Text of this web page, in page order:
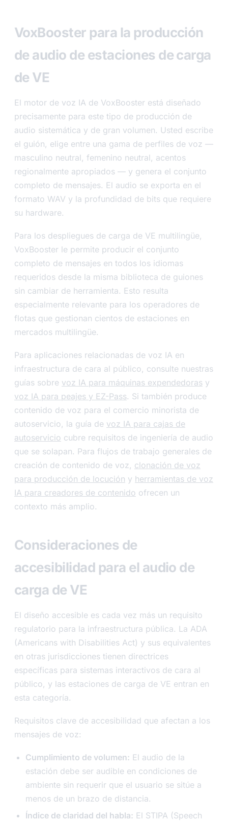
VoxBooster para la producción
de audio de estaciones de carga
de VE
El motor de voz IA de VoxBooster está diseñado
precisamente para este tipo de producción de
audio sistemática y de gran volumen. Usted escribe
el guión, elige entre una gama de perfiles de voz —
masculino neutral, femenino neutral, acentos
regionalmente apropiados — y genera el conjunto
completo de mensajes. El audio se exporta en el
formato WAV y la profundidad de bits que requiere
su hardware.
Para los despliegues de carga de VE multilingüe,
VoxBooster le permite producir el conjunto
completo de mensajes en todos los idiomas
requeridos desde la misma biblioteca de guiones
sin cambiar de herramienta. Esto resulta
especialmente relevante para los operadores de
flotas que gestionan cientos de estaciones en
mercados multilingüe.
Para aplicaciones relacionadas de voz IA en
infraestructura de cara al público, consulte nuestras
guías sobre voz IA para máquinas expendedoras y
voz IA para peajes y EZ-Pass. Si también produce
contenido de voz para el comercio minorista de
autoservicio, la guía de voz IA para cajas de
autoservicio cubre requisitos de ingeniería de audio
que se solapan. Para flujos de trabajo generales de
creación de contenido de voz, clonación de voz
para producción de locución y herramientas de voz
IA para creadores de contenido ofrecen un
contexto más amplio.
Consideraciones de
accesibilidad para el audio de
carga de VE
El diseño accesible es cada vez más un requisito
regulatorio para la infraestructura pública. La ADA
(Americans with Disabilities Act) y sus equivalentes
en otras jurisdicciones tienen directrices
específicas para sistemas interactivos de cara al
público, y las estaciones de carga de VE entran en
esta categoría.
Requisitos clave de accesibilidad que afectan a los
mensajes de voz:
Cumplimiento de volumen: El audio de la
estación debe ser audible en condiciones de
ambiente sin requerir que el usuario se sitúe a
menos de un brazo de distancia.
Índice de claridad del habla: El STIPA (Speech